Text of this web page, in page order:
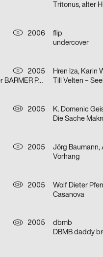
Tritonus, alter
D
2006
flip
undercover
D
2005
Bilder von Wolf-Dieter Pfennig in der BARMER Potsdam
Hren Iza, Karin
Till Velten –
CH
2005
K. Domenic
Die Sache
D
2005
Vorhang
CH
2005
Wolf Dieter
Casanova
CH
2005
dbmb